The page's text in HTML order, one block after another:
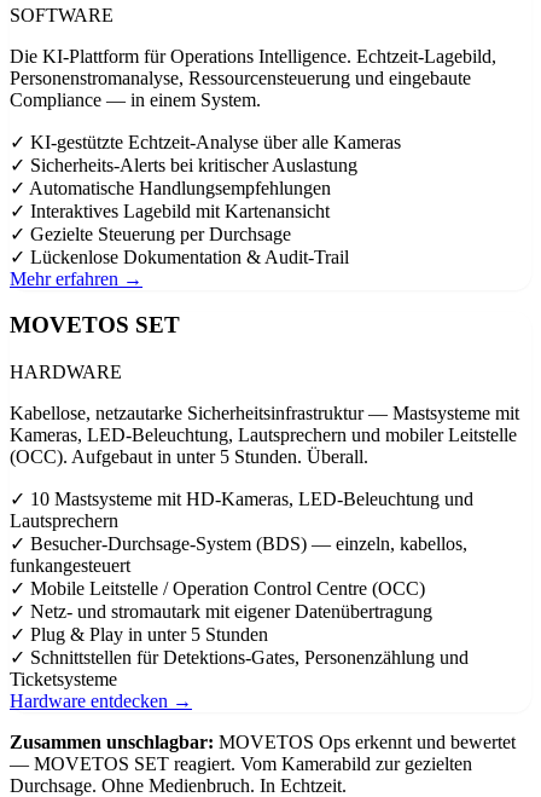
SOFTWARE
Die KI-Plattform für Operations Intelligence. Echtzeit-Lagebild,
Personenstromanalyse, Ressourcensteuerung und eingebaute
Compliance — in einem System.
✓ KI-gestützte Echtzeit-Analyse über alle Kameras
✓ Sicherheits-Alerts bei kritischer Auslastung
✓ Automatische Handlungsempfehlungen
✓ Interaktives Lagebild mit Kartenansicht
✓ Gezielte Steuerung per Durchsage
✓ Lückenlose Dokumentation & Audit-Trail
Mehr erfahren →
MOVETOS SET
HARDWARE
Kabellose, netzautarke Sicherheitsinfrastruktur — Mastsysteme mit
Kameras, LED-Beleuchtung, Lautsprechern und mobiler Leitstelle
(OCC). Aufgebaut in unter 5 Stunden. Überall.
✓ 10 Mastsysteme mit HD-Kameras, LED-Beleuchtung und
Lautsprechern
✓ Besucher-Durchsage-System (BDS) — einzeln, kabellos,
funkangesteuert
✓ Mobile Leitstelle / Operation Control Centre (OCC)
✓ Netz- und stromautark mit eigener Datenübertragung
✓ Plug & Play in unter 5 Stunden
✓ Schnittstellen für Detektions-Gates, Personenzählung und
Ticketsysteme
Hardware entdecken →
Zusammen unschlagbar: MOVETOS Ops erkennt und bewertet
— MOVETOS SET reagiert. Vom Kamerabild zur gezielten
Durchsage. Ohne Medienbruch. In Echtzeit.